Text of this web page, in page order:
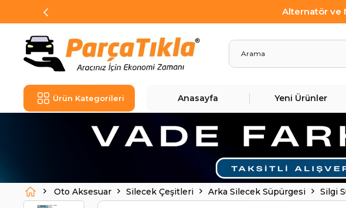
Alternatör ve
Ürün Kategorileri Anasayfa Yeni Ürünler
Oto Aksesuar Silecek Çeşitleri Arka Silecek Süpürgesi Silgi